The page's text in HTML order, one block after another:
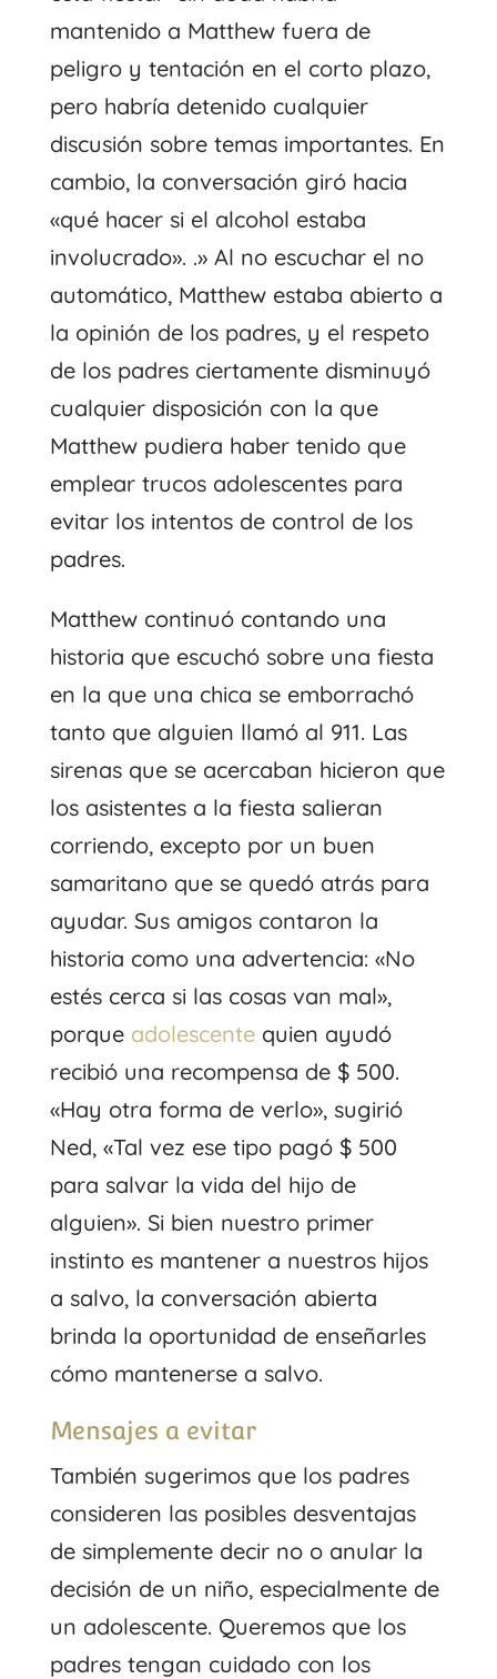
mantenido a Matthew fuera de
peligro y tentación en el corto plazo,
pero habría detenido cualquier
discusión sobre temas importantes. En
cambio, la conversación giró hacia
«qué hacer si el alcohol estaba
involucrado». .» Al no escuchar el no
automático, Matthew estaba abierto a
la opinión de los padres, y el respeto
de los padres ciertamente disminuyó
cualquier disposición con la que
Matthew pudiera haber tenido que
emplear trucos adolescentes para
evitar los intentos de control de los
padres.
Matthew continuó contando una
historia que escuchó sobre una fiesta
en la que una chica se emborrachó
tanto que alguien llamó al 911. Las
sirenas que se acercaban hicieron que
los asistentes a la fiesta salieran
corriendo, excepto por un buen
samaritano que se quedó atrás para
ayudar. Sus amigos contaron la
historia como una advertencia: «No
estés cerca si las cosas van mal»,
porque adolescentequien ayudó
recibió una recompensa de $ 500.
«Hay otra forma de verlo», sugirió
Ned, «Tal vez ese tipo pagó $ 500
para salvar la vida del hijo de
alguien». Si bien nuestro primer
instinto es mantener a nuestros hijos
a salvo, la conversación abierta
brinda la oportunidad de enseñarles
cómo mantenerse a salvo.
Mensajes a evitar
También sugerimos que los padres
consideren las posibles desventajas
de simplemente decir no o anular la
decisión de un niño, especialmente de
un adolescente. Queremos que los
padres tengan cuidado con los